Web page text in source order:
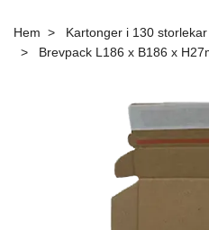
Hem Kartonger i 130 storlekar
Brevpack L186 x B186 x